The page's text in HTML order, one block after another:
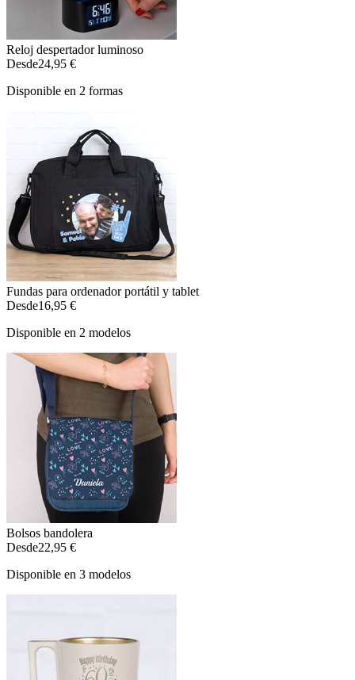
Reloj despertador luminoso
Desde24,95 €
Disponible en 2 formas
Fundas para ordenador portátil y tablet
Desde16,95 €
Disponible en 2 modelos
Bolsos bandolera
Desde22,95 €
Disponible en 3 modelos